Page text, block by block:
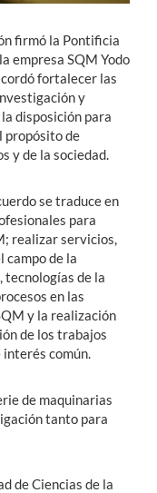
firmó la Pontificia
empresa SQM Yodo
fortalecer las
y
disposición para
propósito de
y de la sociedad.
se traduce en
para
realizar servicios,
campo de la
de la
en las
y la realización
de los trabajos
común.
de maquinarias
tanto para
de Ciencias de la